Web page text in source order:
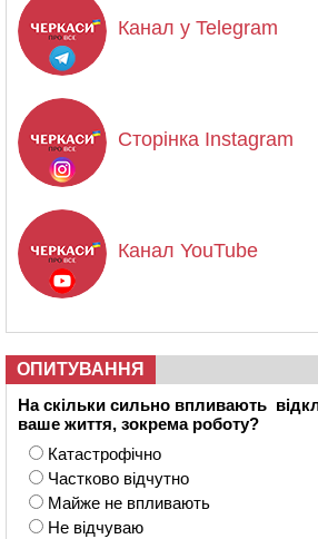
Канал у Telegram
Сторінка Instagram
Канал YouTube
ОПИТУВАННЯ
На скільки сильно впливають
ваше життя, зокрема роботу?
Катастрофічно
Частково відчутно
Майже не впливають
Не відчуваю